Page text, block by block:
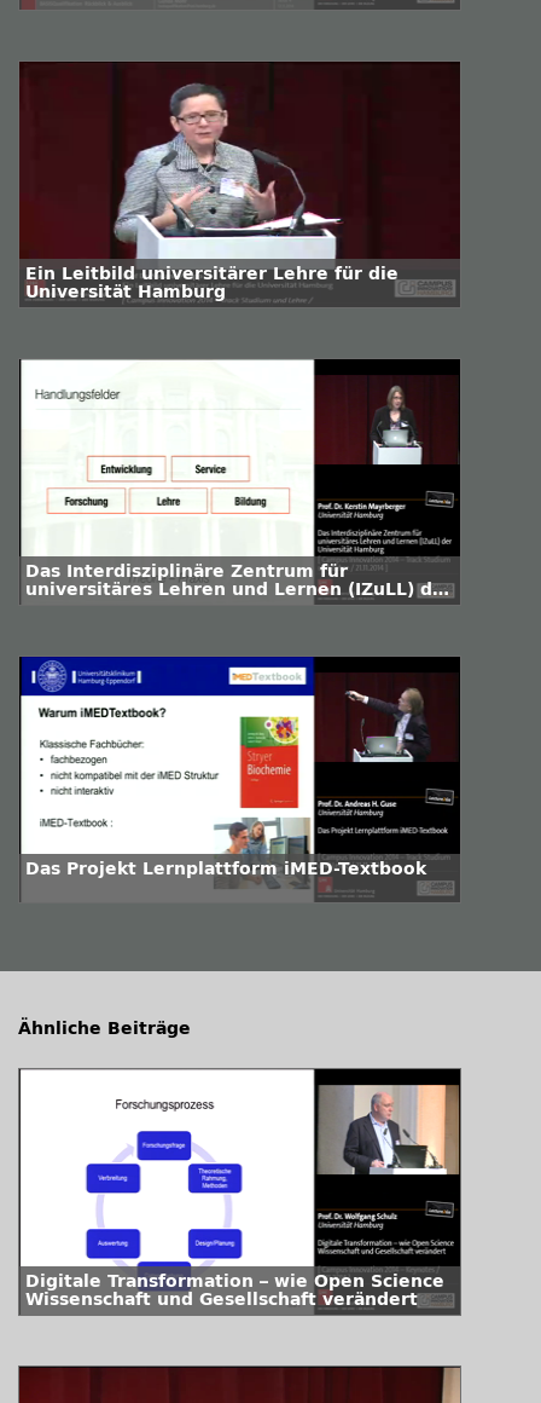
Ein Leitbild universitärer Lehre für die
Universität Hamburg
Das Interdisziplinäre Zentrum für
universitäres Lehren und Lernen (IZuLL) der
Das Projekt Lernplattform iMED-Textbook
Ähnliche Beiträge
Digitale Transformation – wie Open Science
Wissenschaft und Gesellschaft verändert